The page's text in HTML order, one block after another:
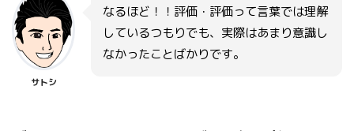
サトシ
なるほど！！評価・評価って言葉では理解
しているつもりでも、実際はあまり意識し
なかったことばかりです。